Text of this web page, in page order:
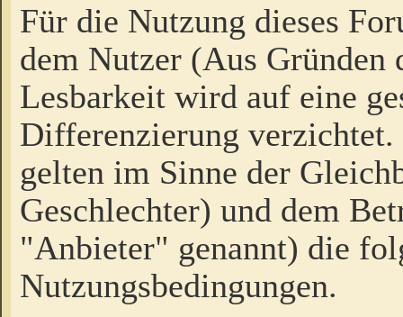
Für die Nutzung dieses
dem Nutzer (Aus Gründen
Lesbarkeit wird auf eine
Differenzierung
gelten im Sinne der
Geschlechter) und dem
"Anbieter" genannt) die
Nutzungsbedingungen.